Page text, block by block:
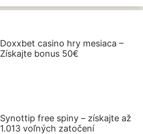
Doxxbet casino hry mesiaca –
Získajte bonus 50€
Synottip free spiny – získajte až
1.013 voľných zatočení